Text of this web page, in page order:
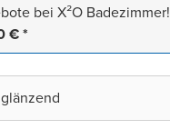
bei X²O Badezimmer!
€ *